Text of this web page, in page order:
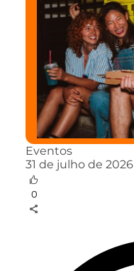
Eventos
31 de julho de 2026
0